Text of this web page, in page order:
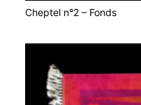
Cheptel n°2 – Fonds